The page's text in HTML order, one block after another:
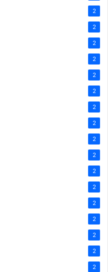
2
2
2
2
2
2
2
2
2
2
2
2
2
2
2
2
2